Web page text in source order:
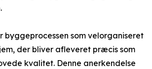
byggeprocessen som velorganiseret
der bliver afleveret præcis som
kvalitet. Denne anerkendelse